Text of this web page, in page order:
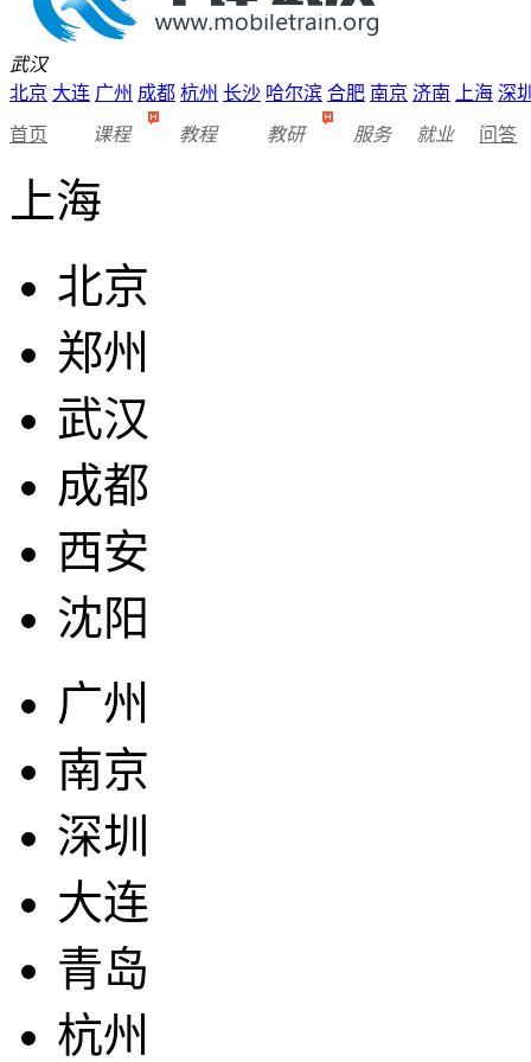
武汉
北京 大连 广州 成都 杭州 长沙 哈尔滨 合肥 南京 济南 上海 深
首页 课程 教程 教研 服务 就业 问答
上海
北京
郑州
武汉
成都
西安
沈阳
广州
南京
深圳
大连
青岛
杭州